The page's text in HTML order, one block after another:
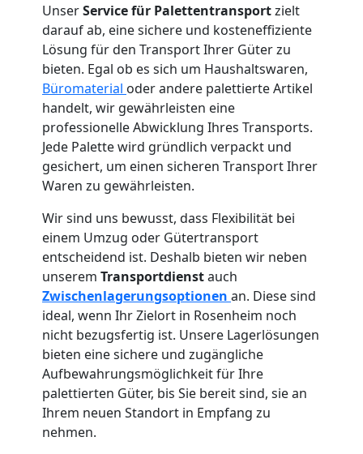
UnserService für Palettentransportzielt
darauf ab, eine sichere und kosteneffiziente
Lösung für den Transport Ihrer Güter zu
bieten. Egal ob es sich um Haushaltswaren,
Büromaterial oder andere palettierte Artikel
handelt, wir gewährleisten eine
professionelle Abwicklung Ihres Transports.
Jede Palette wird gründlich verpackt und
gesichert, um einen sicheren Transport Ihrer
Waren zu gewährleisten.
Wir sind uns bewusst, dass Flexibilität bei
einem Umzug oder Gütertransport
entscheidend ist. Deshalb bieten wir neben
unserem Transportdienstauch
Zwischenlagerungsoptionen an. Diese sind
ideal, wenn Ihr Zielort in Rosenheim noch
nicht bezugsfertig ist. Unsere Lagerlösungen
bieten eine sichere und zugängliche
Aufbewahrungsmöglichkeit für Ihre
palettierten Güter, bis Sie bereit sind, sie an
Ihrem neuen Standort in Empfang zu
nehmen.